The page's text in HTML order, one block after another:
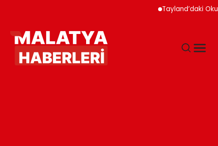
Tayland’daki Okul